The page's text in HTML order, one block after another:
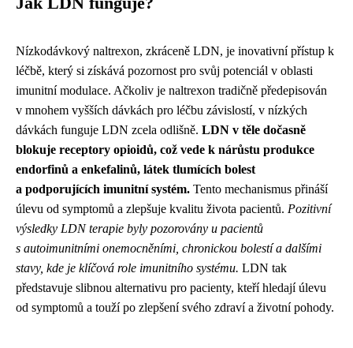
Nízkodávkový naltrexon, zkráceně LDN, je inovativní přístup k
léčbě, který si získává pozornost pro svůj potenciál v oblasti
imunitní modulace. Ačkoliv je naltrexon tradičně předepisován
v mnohem vyšších dávkách pro léčbu závislostí, v nízkých
dávkách funguje LDN zcela odlišně. LDN v těle dočasně
blokuje receptory opioidů, což vede k nárůstu produkce
endorfinů a enkefalinů, látek tlumících bolest
a podporujících imunitní systém. Tento mechanismus přináší
úlevu od symptomů a zlepšuje kvalitu života pacientů. Pozitivní
výsledky LDN terapie byly pozorovány u pacientů
s autoimunitními onemocněními, chronickou bolestí a dalšími
stavy, kde je klíčová role imunitního systému. LDN tak
představuje slibnou alternativu pro pacienty, kteří hledají úlevu
od symptomů a touží po zlepšení svého zdraví a životní pohody.